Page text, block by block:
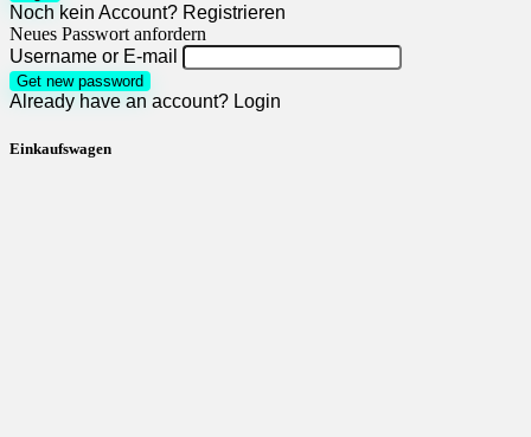
Noch kein Account? Registrieren
Neues Passwort anfordern
Username or E-mail
Get new password
Already have an account? Login
Einkaufswagen